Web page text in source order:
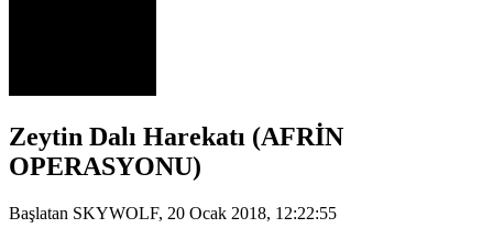
Zeytin Dalı Harekatı (AFRİN
OPERASYONU)
Başlatan SKYWOLF, 20 Ocak 2018, 12:22:55